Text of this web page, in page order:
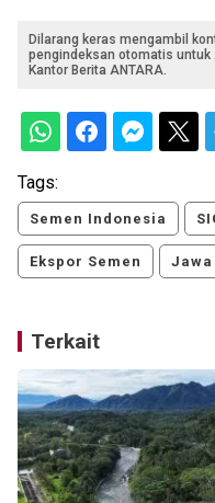
Dilarang keras mengambil
pengindeksan otomatis
Kantor Berita ANTARA.
Tags:
Semen Indonesia
Ekspor Semen
Terkait